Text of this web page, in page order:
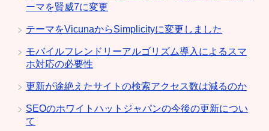
ーマを賢威7に変更
テーマをVicunaからSimplicityに変更しました
モバイルフレンドリーアルゴリズム導入によるスマ
ホ対応の必要性
更新が途絶えたサイトの検索アクセス数は減るのか
SEOのホワイトハットジャパンの今後の更新につい
て